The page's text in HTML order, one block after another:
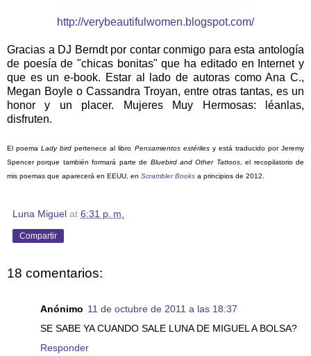
http://verybeautifulwomen.blogspot.com/
Gracias a DJ Berndt por contar conmigo para esta antología
de poesía de "chicas bonitas" que ha editado en Internet y
que es un e-book. Estar al lado de autoras como Ana C.,
Megan Boyle o Cassandra Troyan, entre otras tantas, es un
honor y un placer. Mujeres Muy Hermosas: léanlas,
disfruten.
El poemaLady birdpertenece al libro Pensamientos estérilesy está traducido por Jeremy
Spencer porque también formará parte de Bluebird and Other Tattoos, el recopilatorio de
mis poemas que aparecerá en EEUU, en Scrambler Books a principios de 2012.
Luna Miguel at 6:31 p. m.
Compartir
18 comentarios:
Anónimo 11 de octubre de 2011 a las 18:37
SE SABE YA CUANDO SALE LUNA DE MIGUEL A BOLSA?
Responder